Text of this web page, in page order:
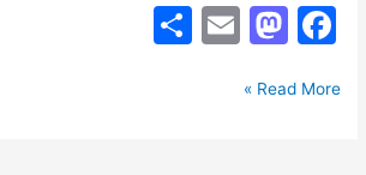
F
c
M
st
E
Read More »